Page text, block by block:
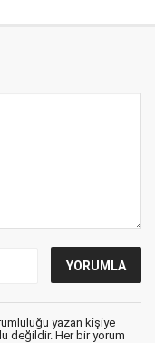
yazan kişiye
değildir. Her bir yorum